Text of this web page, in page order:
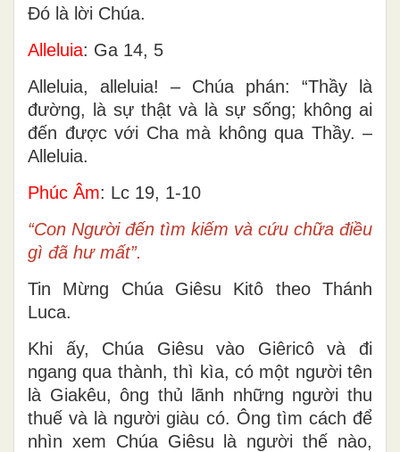
Ðó là lời Chúa.
Alleluia: Ga 14, 5
Alleluia, alleluia! – Chúa phán: “Thầy là
đường, là sự thật và là sự sống; không ai
đến được với Cha mà không qua Thầy. –
Alleluia.
Phúc Âm: Lc 19, 1-10
“Con Người đến tìm kiếm và cứu chữa điều
gì đã hư mất”.
Tin Mừng Chúa Giêsu Kitô theo Thánh
Luca.
Khi ấy, Chúa Giêsu vào Giêricô và đi
ngang qua thành, thì kìa, có một người tên
là Giakêu, ông thủ lãnh những người thu
thuế và là người giàu có. Ông tìm cách để
nhìn xem Chúa Giêsu là người thế nào,